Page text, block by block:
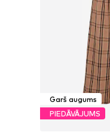
Garš augums
PIEDĀVĀJUMS